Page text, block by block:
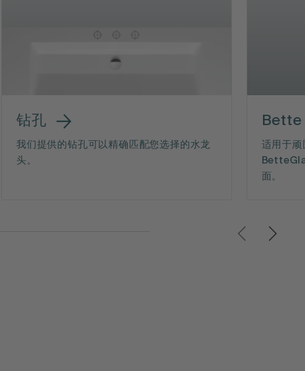
钻孔
我们提供的钻孔可以精确匹配您选择的水龙
头。
Bette
适用于顽
面。